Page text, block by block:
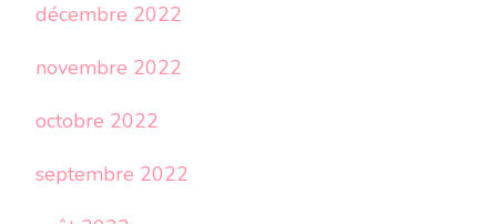
décembre 2022
novembre 2022
octobre 2022
septembre 2022